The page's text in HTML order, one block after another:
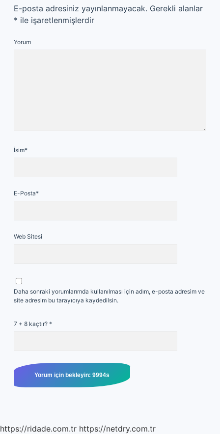
E-posta adresiniz yayınlanmayacak. Gerekli alanlar
* ile işaretlenmişlerdir
Yorum
İsim*
E-Posta*
Web Sitesi
Daha sonraki yorumlarımda kullanılması için adım, e-posta adresim ve
site adresim bu tarayıcıya kaydedilsin.
7 + 8 kaçtır? *
https://ridade.com.tr https://netdry.com.tr